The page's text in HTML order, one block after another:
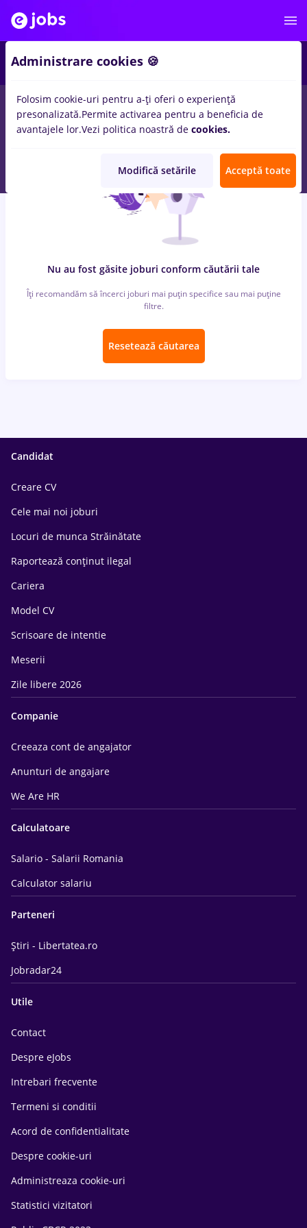
locuri de muncaPart timeinRemote (de acasa)
StudentinBanci, IT / Telecom
Nu au fost găsite joburi conform căutării tale
Îți recomandăm să încerci joburi mai puțin specifice sau mai puține
filtre.
Resetează căutarea
Candidat
Creare CV
Cele mai noi joburi
Locuri de munca Străinătate
Raportează conținut ilegal
Cariera
Model CV
Scrisoare de intentie
Meserii
Zile libere 2026
Companie
Creeaza cont de angajator
Anunturi de angajare
We Are HR
Calculatoare
Salario - Salarii Romania
Calculator salariu
Parteneri
Știri - Libertatea.ro
Jobradar24
Utile
Contact
Despre eJobs
Intrebari frecvente
Termeni si conditii
Acord de confidentialitate
Despre cookie-uri
Administreaza cookie-uri
Statistici vizitatori
Administrare cookies 🍪
Folosim cookie-uri pentru a-ți oferi o experiență
presonalizată.Permite activarea pentru a beneficia de
avantajele lor.Vezi politica noastră de cookies.
Modifică setările Acceptă toate